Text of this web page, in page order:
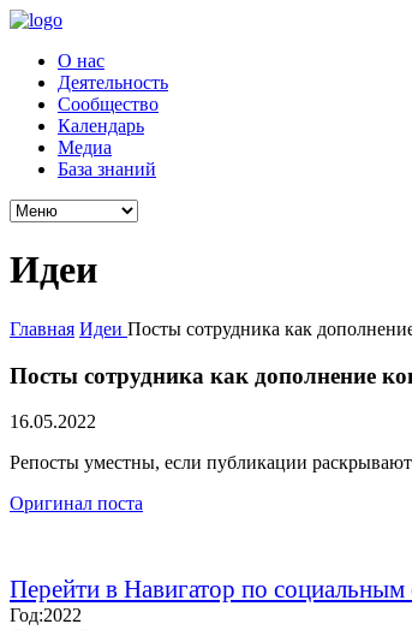
О нас
Деятельность
Сообщество
Календарь
Медиа
База знаний
Идеи
Главная Идеи Посты сотрудника как
Посты сотрудника как дополнение
16.05.2022
Репосты уместны, если публикации
Оригинал поста
Перейти в Навигатор по социальным
Год:2022